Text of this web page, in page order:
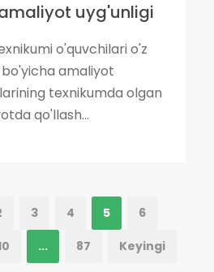
uyg'unligi
o'quvchilari o'z
amaliyot
texnikumda olgan
qo'llash...
3 4 5 6
... 87 Keyingi